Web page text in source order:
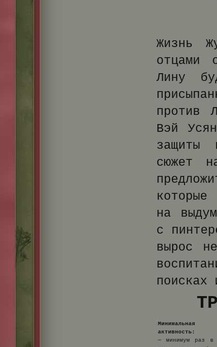
Жизнь
отцами
Лину
против
Вэй
защиты
сюжет
на
с
вырос
активность:
— минимум раз в